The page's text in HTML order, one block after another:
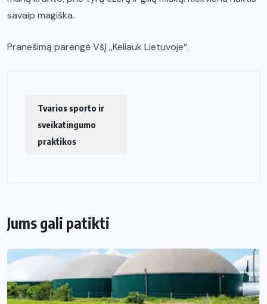
savaip magiška.
Pranešimą parengė VšĮ „Keliauk Lietuvoje“.
Tvarios sporto ir
sveikatingumo
praktikos
Jums gali patikti